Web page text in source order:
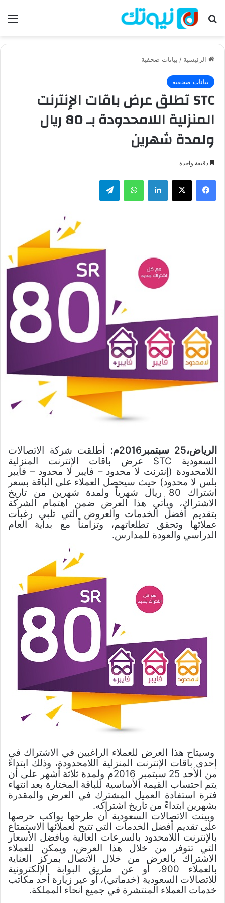
بحث عن
الرئيسية / بيانات صحفية
بيانات صحفية
STC تطلق عرض باقات الإنترنت
المنزلية اللامحدودة بـ 80 ريال
ولمدة شهرين
دقيقة واحدة
فيسبوك لينكدإن واتساب
الرياض،25 سبتمبر2016م:
أطلقت شركة الاتصالات
السعودية STC
عرض باقات الإنترنت المنزلية
اللامحدودة (إنترنت لا محدود – فايبر لا محدود – فايبر
بلس لا محدود) حيث سيحصل العملاء على الباقة بسعر
اشتراك 80 ريال شهرياً ولمدة شهرين
من تاريخ
الاشتراك، ويأتي هذا العرض ضمن اهتمام الشركة
بتقديم أفضل الخدمات والعروض التي تلبي رغبات
عملائها وتحقق تطلعاتهم، وتزامناً مع بداية العام
الدراسي والعودة للمدارس.
وسيتاح هذا العرض للعملاء الراغبين في الاشتراك في
إحدى باقات الإنترنت المنزلية اللامحدودة، وذلك ابتداءً
من الأحد 25 سبتمبر 2016م ولمدة ثلاثة أشهر على أن
يتم احتساب القيمة الأساسية للباقة المختارة بعد انتهاء
فترة استفادة العميل المشترك في العرض والمقدرة
بشهرين ابتداءً من تاريخ اشتراكه.
وبينت الاتصالات السعودية أن طرحها يواكب حرصها
على تقديم أفضل الخدمات التي تتيح لعملائها الاستمتاع
بالإنترنت اللامحدود بالسرعات العالية وبأفضل الأسعار
التي تتوفر من خلال هذا العرض، ويمكن للعملاء
الاشتراك بالعرض من خلال الاتصال بمركز العناية
بالعملاء 900، أو عن طريق البوابة الإلكترونية
للاتصالات السعودية (خدماتي)، أو عبر زيارة أحد مكاتب
خدمات العملاء المنتشرة في جميع أنحاء المملكة.